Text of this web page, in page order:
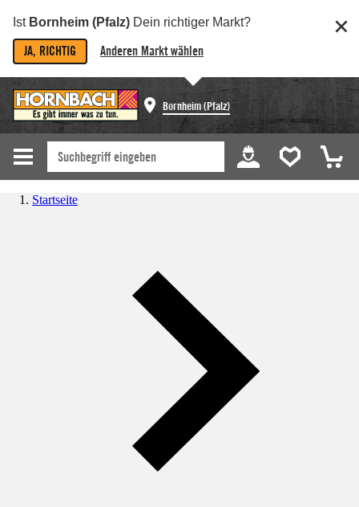
Ist Bornheim (Pfalz) Dein richtiger Markt?
JA, RICHTIG Anderen Markt wählen
Bornheim (Pfalz)
Startseite